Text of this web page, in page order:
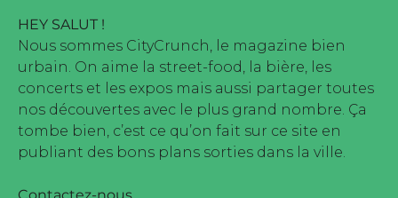
HEY SALUT !
Nous sommes CityCrunch, le magazine bien
urbain. On aime la street-food, la bière, les
concerts et les expos mais aussi partager toutes
nos découvertes avec le plus grand nombre. Ça
tombe bien, c’est ce qu’on fait sur ce site en
publiant des bons plans sorties dans la ville.
Contactez-nous